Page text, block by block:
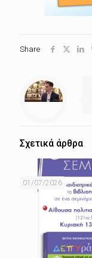
Share
Σχετικά άρθρα
01/07/2026